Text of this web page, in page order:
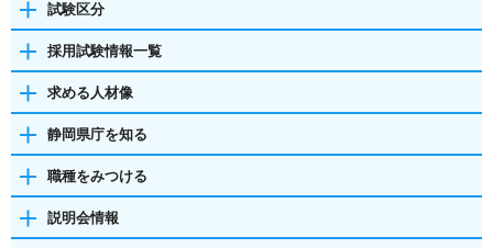
試験区分
採用試験情報一覧
求める人材像
静岡県庁を知る
職種をみつける
説明会情報